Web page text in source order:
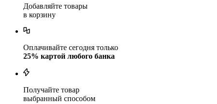
Добавляйте товары
в корзину
Оплачивайте сегодня только
25% картой любого банка
Получайте товар
выбранный способом